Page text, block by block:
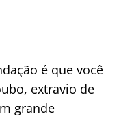
é que você
extravio de
grande